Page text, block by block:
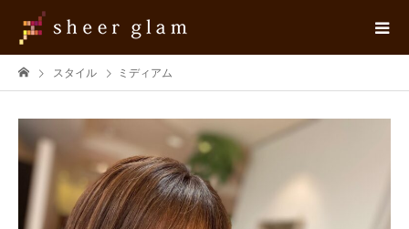
スタイル ミディアム